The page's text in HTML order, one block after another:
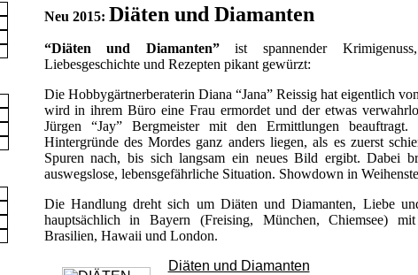
Neu 2015: Diäten und Diamanten
“Diäten und Diamanten”ist spannender
Liebesgeschichte und Rezepten pikant gewürzt:
Die Hobbygärtnerberaterin Diana “Jana” Reissig hat eigentlich
wird in ihrem Büro eine Frau ermordet und der etwas
Jürgen “Jay” Bergmeister mit den Ermittlungen
Hintergründe des Mordes ganz anders liegen, als es zuerst
Spuren nach, bis sich langsam ein neues Bild ergibt. Dabei
auswegslose, lebensgefährliche Situation. Showdown in
Die Handlung dreht sich um Diäten und Diamanten, Liebe
hauptsächlich in Bayern (Freising, München, Chiemsee)
Brasilien, Hawaii und London.
Diäten und Diamanten